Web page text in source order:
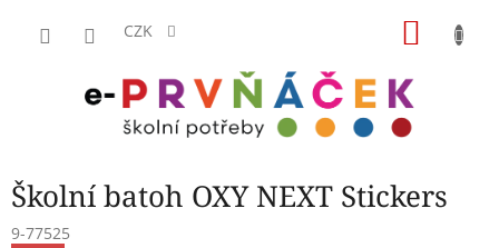
CZK
Školní batoh OXY NEXT Stickers
9-77525